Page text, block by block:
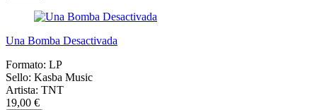
Una Bomba Desactivada
Formato: LP
Sello: Kasba Music
Artista: TNT
19,00 €